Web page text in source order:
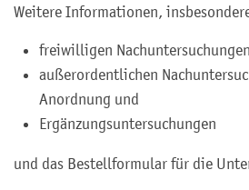
Weitere Informationen,
freiwilligen Nachuntersuchungen
außerordentlichen
Anordnung und
Ergänzungsuntersuchungen
und das Bestellformular für die